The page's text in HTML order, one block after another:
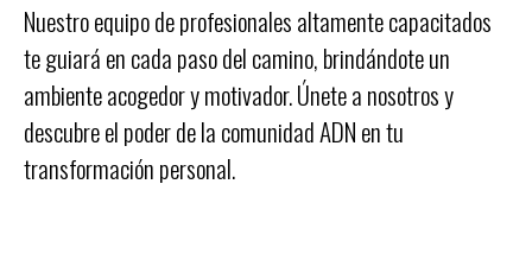
Nuestro equipo de profesionales altamente capacitados
te guiará en cada paso del camino, brindándote un
ambiente acogedor y motivador. Únete a nosotros y
descubre el poder de la comunidad ADN en tu
transformación personal.